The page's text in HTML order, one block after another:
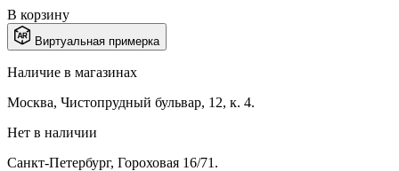
В корзину
Виртуальная примерка
Наличие в магазинах
Москва, Чистопрудный бульвар, 12, к. 4.
Нет в наличии
Санкт-Петербург, Гороховая 16/71.